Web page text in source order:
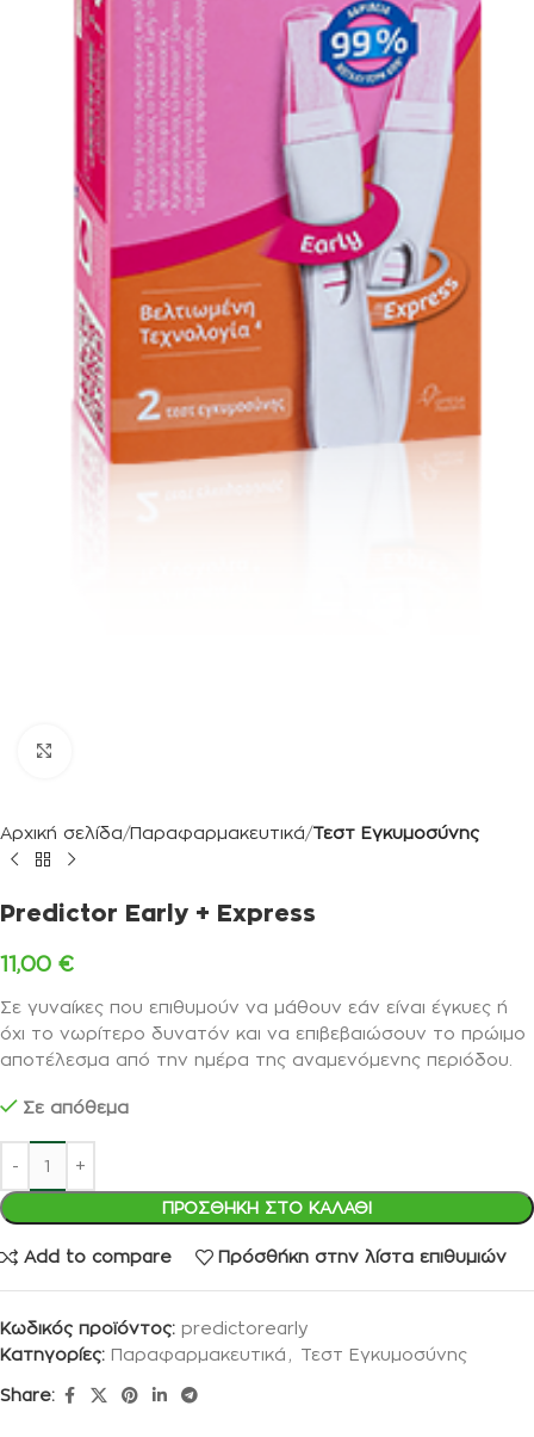
Αρχική σελίδα Παραφαρμακευτικά Τεστ Εγκυμοσύνης
Predictor Early + Express
11,00 €
Σε γυναίκες που επιθυμούν να μάθουν εάν είναι έγκυες ή
όχι το νωρίτερο δυνατόν και να επιβεβαιώσουν το πρώιμο
αποτέλεσμα από την ημέρα της αναμενόμενης περιόδου.
Σε απόθεμα
ΠΡΟΣΘΉΚΗ ΣΤΟ ΚΑΛΆΘΙ
Add to compare Πρόσθήκη στην λίστα επιθυμιών
Κωδικός προϊόντος: predictorearly
Κατηγορίες: Παραφαρμακευτικά Τεστ Εγκυμοσύνης
Share: